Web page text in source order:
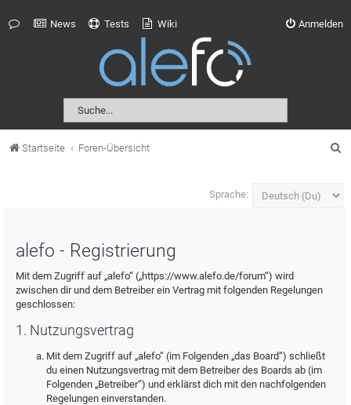
News Tests Wiki Anmelden
Startseite Foren-Übersicht
Sprache:
alefo - Registrierung
Mit dem Zugriff auf „alefo“ („https://www.alefo.de/forum“) wird
zwischen dir und dem Betreiber ein Vertrag mit folgenden Regelungen
geschlossen:
1. Nutzungsvertrag
Mit dem Zugriff auf „alefo“ (im Folgenden „das Board“) schließt
du einen Nutzungsvertrag mit dem Betreiber des Boards ab (im
Folgenden „Betreiber“) und erklärst dich mit den nachfolgenden
Regelungen einverstanden.